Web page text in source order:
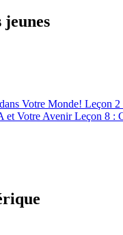
Votre Monde! Leçon 2
et Votre AvenirLeçon 8 :